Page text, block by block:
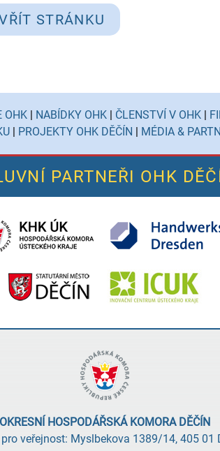
STRÁNKU
OHK | NABÍDKY OHK | ČLENSTVÍ V OHK |
| PROJEKTY OHK DĚČÍN | MÉDIA &
PARTNEŘI OHK
OKRESNÍ HOSPODÁŘSKÁ KOMORA DĚČÍN
veřejnost: Myslbekova 1389/14, 405 01